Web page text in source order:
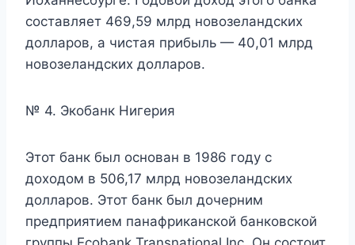
составляет 469,59 млрд новозеландских
долларов, а чистая прибыль — 40,01 млрд
новозеландских долларов.
№ 4. Экобанк Нигерия
Этот банк был основан в 1986 году с
доходом в 506,17 млрд новозеландских
долларов. Этот банк был дочерним
предприятием панафриканской банковской